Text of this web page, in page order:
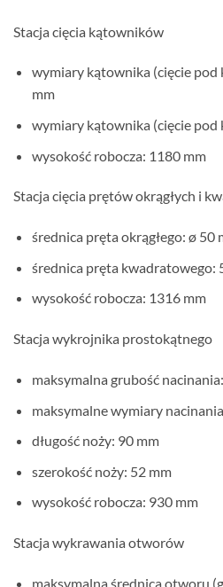
Stacja cięcia kątowników
wymiary kątownika (cięcie pod
mm
wymiary kątownika (cięcie pod
wysokość robocza: 1180 mm
Stacja cięcia prętów okrągłych i
średnica pręta okrągłego: ø 50
średnica pręta kwadratowego:
wysokość robocza: 1316 mm
Stacja wykrojnika prostokątnego
maksymalna grubość
maksymalne wymiary
długość noży: 90 mm
szerokość noży: 52 mm
wysokość robocza: 930 mm
Stacja wykrawania otworów
maksymalna średnica otworu